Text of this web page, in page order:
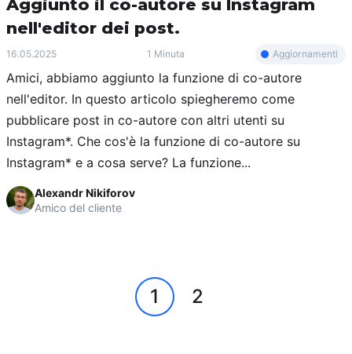
Aggiunto il co-autore su Instagram
nell'editor dei post.
16.05.2025 1 Minuta Aggiornamenti
Amici, abbiamo aggiunto la funzione di co-autore
nell'editor. In questo articolo spiegheremo come
pubblicare post in co-autore con altri utenti su
Instagram*. Che cos'è la funzione di co-autore su
Instagram* e a cosa serve? La funzione...
Alexandr Nikiforov
Amico del cliente
1 2